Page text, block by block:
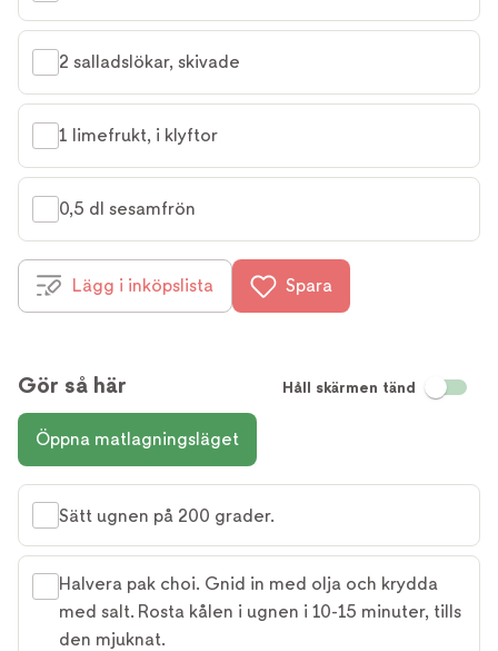
2 salladslökar, skivade
1 limefrukt, i klyftor
0,5 dl sesamfrön
Lägg i inköpslista Spara
Gör så här Håll skärmen tänd
Öppna matlagningsläget
Sätt ugnen på 200 grader.
Halvera pak choi. Gnid in med olja och krydda
med salt. Rosta kålen i ugnen i 10-15 minuter, tills
den mjuknat.